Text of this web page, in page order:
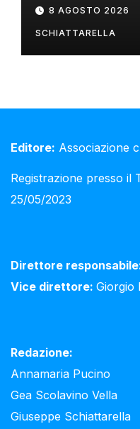
8 AGOSTO 2026
SCHIATTARELLA
Editore: Associazione
Registrazione presso il
25/05/2023
Direttore
Vice direttore: Giorgio
Redazione:
Annamaria Pucino
Gea Scolavino Vella
Giuseppe Schiattarella